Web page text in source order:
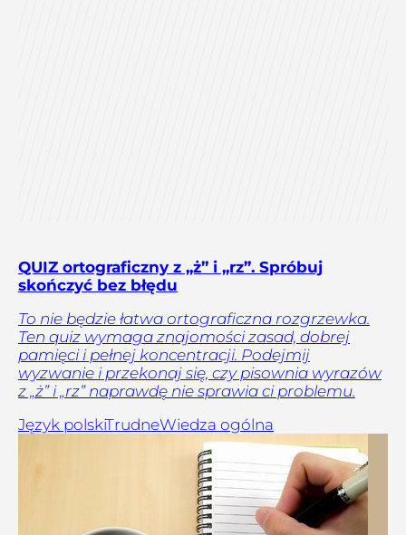
QUIZ ortograficzny z „ż” i „rz”. Spróbuj
skończyć bez błędu
To nie będzie łatwa ortograficzna rozgrzewka.
Ten quiz wymaga znajomości zasad, dobrej
pamięci i pełnej koncentracji. Podejmij
wyzwanie i przekonaj się, czy pisownia wyrazów
z „ż” i „rz” naprawdę nie sprawia ci problemu.
Język polskiTrudneWiedza ogólna